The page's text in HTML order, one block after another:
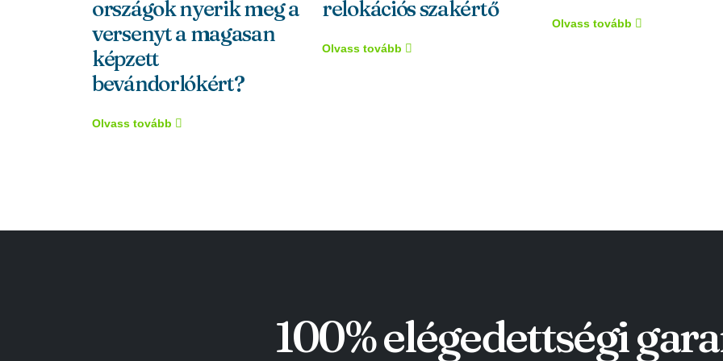
országok nyerik meg a
versenyt a magasan
képzett
bevándorlókért?
Olvass tovább
relokációs szakértő
Olvass tovább
Olvass tovább
100% elégedettségi